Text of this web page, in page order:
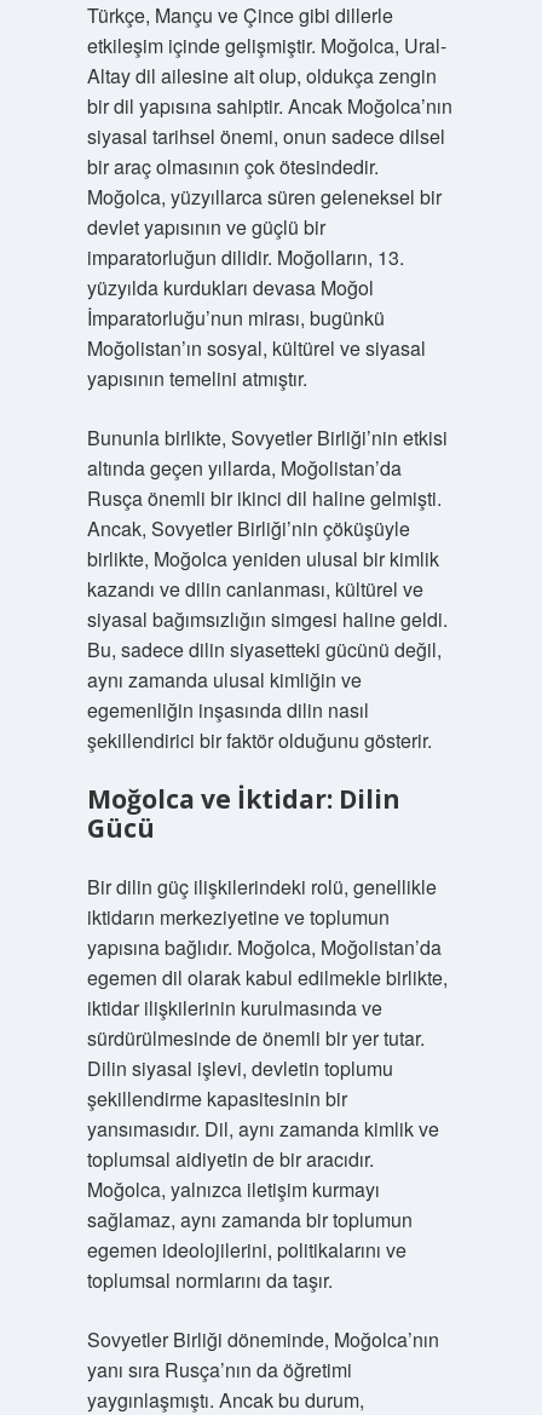
Türkçe, Mançu ve Çince gibi dillerle
etkileşim içinde gelişmiştir. Moğolca, Ural-
Altay dil ailesine ait olup, oldukça zengin
bir dil yapısına sahiptir. Ancak Moğolca’nın
siyasal tarihsel önemi, onun sadece dilsel
bir araç olmasının çok ötesindedir.
Moğolca, yüzyıllarca süren geleneksel bir
devlet yapısının ve güçlü bir
imparatorluğun dilidir. Moğolların, 13.
yüzyılda kurdukları devasa Moğol
İmparatorluğu’nun mirası, bugünkü
Moğolistan’ın sosyal, kültürel ve siyasal
yapısının temelini atmıştır.
Bununla birlikte, Sovyetler Birliği’nin etkisi
altında geçen yıllarda, Moğolistan’da
Rusça önemli bir ikinci dil haline gelmişti.
Ancak, Sovyetler Birliği’nin çöküşüyle
birlikte, Moğolca yeniden ulusal bir kimlik
kazandı ve dilin canlanması, kültürel ve
siyasal bağımsızlığın simgesi haline geldi.
Bu, sadece dilin siyasetteki gücünü değil,
aynı zamanda ulusal kimliğin ve
egemenliğin inşasında dilin nasıl
şekillendirici bir faktör olduğunu gösterir.
Moğolca ve İktidar: Dilin
Gücü
Bir dilin güç ilişkilerindeki rolü, genellikle
iktidarın merkeziyetine ve toplumun
yapısına bağlıdır. Moğolca, Moğolistan’da
egemen dil olarak kabul edilmekle birlikte,
iktidar ilişkilerinin kurulmasında ve
sürdürülmesinde de önemli bir yer tutar.
Dilin siyasal işlevi, devletin toplumu
şekillendirme kapasitesinin bir
yansımasıdır. Dil, aynı zamanda kimlik ve
toplumsal aidiyetin de bir aracıdır.
Moğolca, yalnızca iletişim kurmayı
sağlamaz, aynı zamanda bir toplumun
egemen ideolojilerini, politikalarını ve
toplumsal normlarını da taşır.
Sovyetler Birliği döneminde, Moğolca’nın
yanı sıra Rusça’nın da öğretimi
yaygınlaşmıştı. Ancak bu durum,